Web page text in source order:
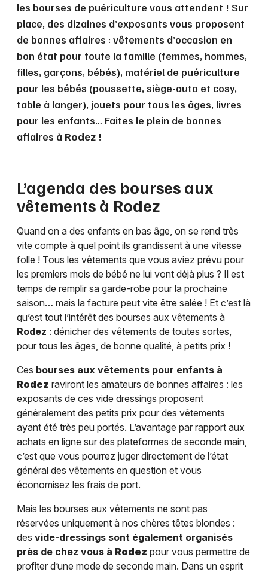
les bourses de puériculture vous attendent ! Sur
place, des dizaines d’exposants vous proposent
de bonnes affaires : vêtements d’occasion en
bon état pour toute la famille (femmes, hommes,
filles, garçons, bébés), matériel de puériculture
pour les bébés (poussette, siège-auto et cosy,
table à langer), jouets pour tous les âges, livres
pour les enfants… Faites le plein de bonnes
affaires à Rodez !
L’agenda des bourses aux
vêtements à Rodez
Quand on a des enfants en bas âge, on se rend très
vite compte à quel point ils grandissent à une vitesse
folle ! Tous les vêtements que vous aviez prévu pour
les premiers mois de bébé ne lui vont déjà plus ? Il est
temps de remplir sa garde-robe pour la prochaine
saison… mais la facture peut vite être salée ! Et c’est là
qu’est tout l’intérêt des bourses aux vêtements à
Rodez : dénicher des vêtements de toutes sortes,
pour tous les âges, de bonne qualité, à petits prix !
Ces bourses aux vêtements pour enfants à
Rodez raviront les amateurs de bonnes affaires : les
exposants de ces vide dressings proposent
généralement des petits prix pour des vêtements
ayant été très peu portés. L’avantage par rapport aux
achats en ligne sur des plateformes de seconde main,
c’est que vous pourrez juger directement de l’état
général des vêtements en question et vous
économisez les frais de port.
Mais les bourses aux vêtements ne sont pas
réservées uniquement à nos chères têtes blondes :
des vide-dressings sont également organisés
près de chez vous à Rodez pour vous permettre de
profiter d’une mode de seconde main. Dans un esprit